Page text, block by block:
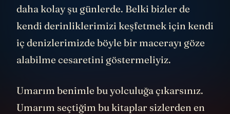
daha kolay şu günlerde. Belki bizler de
kendi derinliklerimizi keşfetmek için kendi
iç denizlerimizde böyle bir macerayı göze
alabilme cesaretini göstermeliyiz.
Umarım benimle bu yolculuğa çıkarsınız.
Umarım seçtiğim bu kitaplar sizlerden en